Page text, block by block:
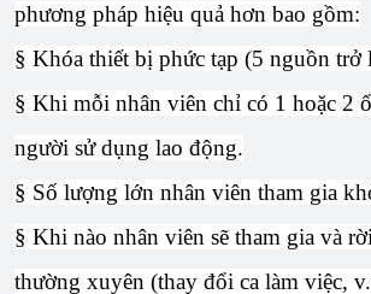
phương pháp hiệu quả hơn bao gồm:
§ Khóa thiết bị phức tạp (5 nguồn trở
§ Khi mỗi nhân viên chỉ có 1 hoặc 2
người sử dụng lao động.
§ Số lượng lớn nhân viên tham gia
§ Khi nào nhân viên sẽ tham gia và
thường xuyên (thay đổi ca làm việc,